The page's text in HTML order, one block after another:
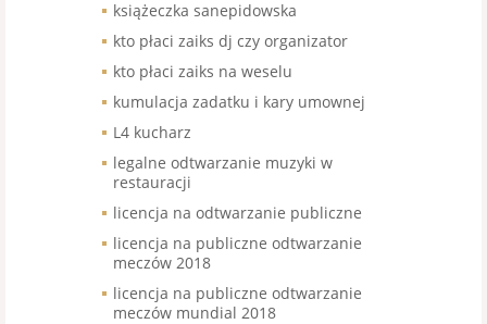
książeczka sanepidowska
kto płaci zaiks dj czy organizator
kto płaci zaiks na weselu
kumulacja zadatku i kary umownej
L4 kucharz
legalne odtwarzanie muzyki w
restauracji
licencja na odtwarzanie publiczne
licencja na publiczne odtwarzanie
meczów 2018
licencja na publiczne odtwarzanie
meczów mundial 2018